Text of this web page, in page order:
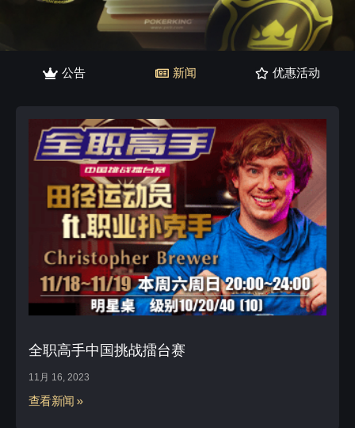
公告 新闻 优惠活动
全职高手中国挑战擂台赛
11月 16, 2023
查看新闻 »